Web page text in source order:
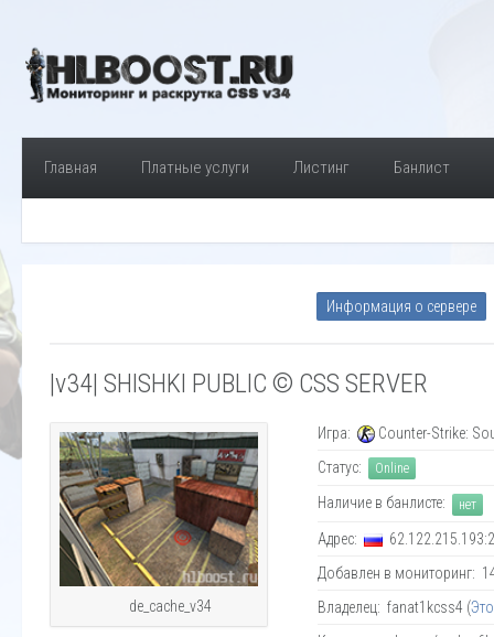
Главная Платные услуги Листинг Банлист
Информация о сервере
|v34| SHISHKI PUBLIC © CSS SERVER
de_cache_v34
Игра:
Counter-Strike:
Статус:
Online
Наличие в банлисте: нет
Адрес:
Добавлен в мониторинг:
Владелец: fanat1kcss4 (